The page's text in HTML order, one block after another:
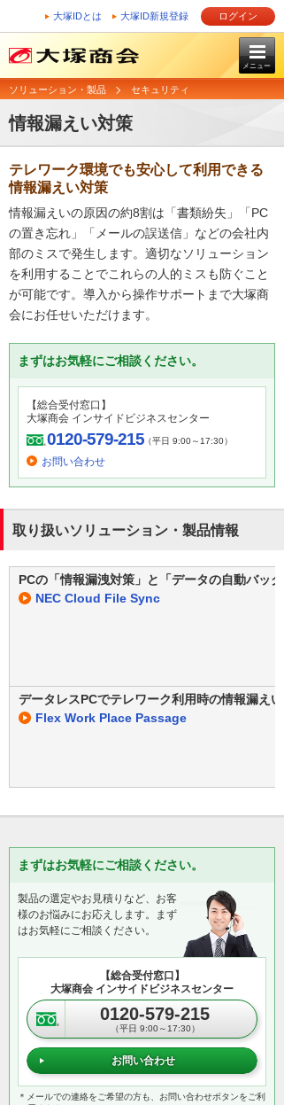
大塚IDとは 大塚ID新規登録 ログイン
メニュー
ソリューション・製品 セキュリティ
情報漏えい対策
テレワーク環境でも安心して利用できる
情報漏えい対策
情報漏えいの原因の約8割は「書類紛失」「PC
の置き忘れ」「メールの誤送信」などの会社内
部のミスで発生します。適切なソリューション
を利用することでこれらの人的ミスも防ぐこと
が可能です。導入から操作サポートまで大塚商
会にお任せいただけます。
まずはお気軽にご相談ください。
【総合受付窓口】
大塚商会 インサイドビジネスセンター
0120-579-215（平日 9:00～17:30）
お問い合わせ
取り扱いソリューション・製品情報
PCの「情報漏洩対策」と「データの自動バッ
NEC Cloud File Sync
データレスPCでテレワーク利用時の情報漏えい
Flex Work Place Passage
まずはお気軽にご相談ください。
製品の選定やお見積りなど、お客
様のお悩みにお応えします。まず
はお気軽にご相談ください。
【総合受付窓口】
大塚商会 インサイドビジネスセンター
0120-579-215
（平日 9:00～17:30）
お問い合わせ
＊メールでの連絡をご希望の方も、お問い合わせボタンをご利